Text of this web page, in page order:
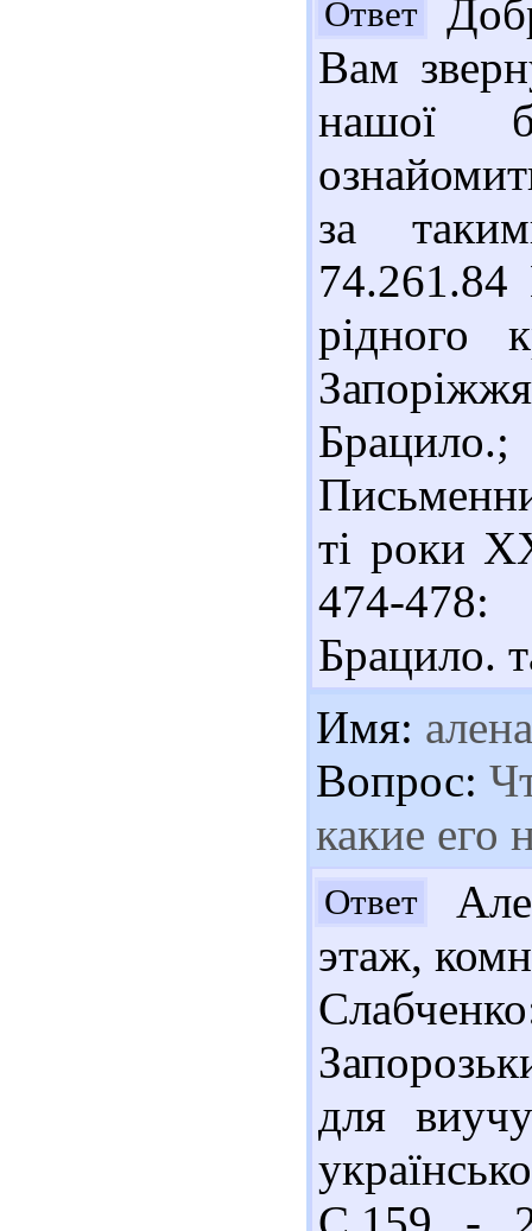
Ответ
Вам
нашої
за
74.261.84
рідного
ті роки
474-
Брацило.
Имя: алена
Вопрос:
какие его
Ответ
этаж,
для